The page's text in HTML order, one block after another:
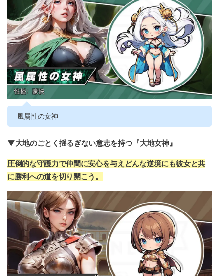
風属性の女神
▼大地のごとく揺るぎない意志を持つ『大地女神』
圧倒的な守護力で仲間に安心を与えどんな逆境にも彼女と共
に勝利への道を切り開こう。